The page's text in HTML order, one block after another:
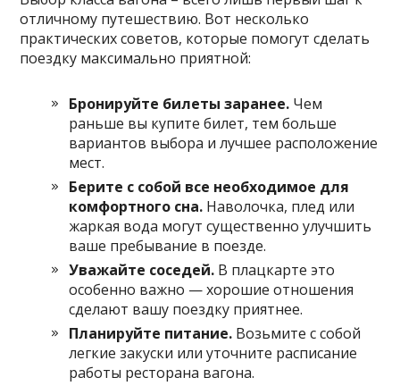
отличному путешествию. Вот несколько
практических советов, которые помогут сделать
поездку максимально приятной:
Бронируйте билеты заранее. Чем
раньше вы купите билет, тем больше
вариантов выбора и лучшее расположение
мест.
Берите с собой все необходимое для
комфортного сна. Наволочка, плед или
жаркая вода могут существенно улучшить
ваше пребывание в поезде.
Уважайте соседей. В плацкарте это
особенно важно — хорошие отношения
сделают вашу поездку приятнее.
Планируйте питание. Возьмите с собой
легкие закуски или уточните расписание
работы ресторана вагона.